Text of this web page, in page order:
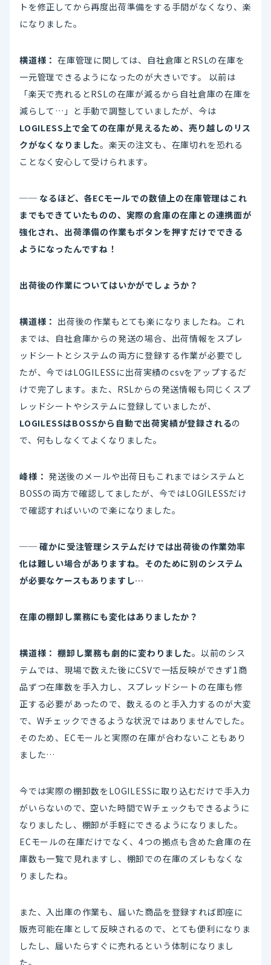
トを修正してから再度出荷準備をする手間がなくなり、楽
になりました。
横道様： 在庫管理に関しては、自社倉庫とRSLの在庫を
一元管理できるようになったのが大きいです。 以前は
「楽天で売れるとRSLの在庫が減るから自社倉庫の在庫を
減らして…」と手動で調整していましたが、今は
LOGILESS上で全ての在庫が見えるため、売り越しのリス
クがなくなりました。楽天の注文も、在庫切れを恐れる
ことなく安心して受けられます。
── なるほど、各ECモールでの数値上の在庫管理はこれ
までもできていたものの、実際の倉庫の在庫との連携面が
強化され、出荷準備の作業もボタンを押すだけでできる
ようになったんですね！
出荷後の作業についてはいかがでしょうか？
横道様： 出荷後の作業もとても楽になりましたね。これ
までは、自社倉庫からの発送の場合、出荷情報をスプレ
ッドシートとシステムの両方に登録する作業が必要でし
たが、今ではLOGILESSに出荷実績のcsvをアップするだ
けで完了します。また、RSLからの発送情報も同じくスプ
レッドシートやシステムに登録していましたが、
LOGILESSはBOSSから自動で出荷実績が登録されるの
で、何もしなくてよくなりました。
峰様： 発送後のメールや出荷日もこれまではシステムと
BOSSの両方で確認してましたが、今ではLOGILESSだけ
で確認すればいいので楽になりました。
── 確かに受注管理システムだけでは出荷後の作業効率
化は難しい場合がありますね。そのために別のシステム
が必要なケースもありますし…
在庫の棚卸し業務にも変化はありましたか？
横道様： 棚卸し業務も劇的に変わりました。以前のシス
テムでは、現場で数えた後にCSVで一括反映ができず1商
品ずつ在庫数を手入力し、スプレッドシートの在庫も修
正する必要があったので、数えるのと手入力するのが大変
で、Wチェックできるような状況ではありませんでした。
そのため、ECモールと実際の在庫が合わないこともあり
ました…
今では実際の棚卸数をLOGILESSに取り込むだけで手入力
がいらないので、空いた時間でWチェックもできるように
なりましたし、棚卸が手軽にできるようになりました。
ECモールの在庫だけでなく、4つの拠点も含めた倉庫の在
庫数も一覧で見れますし、棚卸での在庫のズレもなくな
りましたね。
また、入出庫の作業も、届いた商品を登録すれば即座に
販売可能在庫として反映されるので、とても便利になりま
したし、届いたらすぐに売れるという体制になりまし